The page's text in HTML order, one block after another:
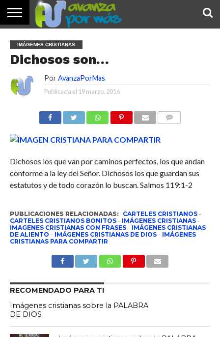
PALABRA
DE HOY
DEVOCIONALES
NOTICIAS
TESTIMONIOS
ORACIONES
SOBRE
NOSOTROS
IMÁGENES
IMÁGENES CRISTIANAS
Dichosos son…
Por AvanzaPorMas
Publicada el 19 marzo, 2016
Dichosos los que van por caminos perfectos, los que andan
conforme a la ley del Señor. Dichosos los que guardan sus
estatutos y de todo corazón lo buscan. Salmos 119:1-2
PUBLICACIONES RELACIONADAS: CARTELES CRISTIANOS-
CARTELES CRISTIANOS BONITOS- IMÁGENES CRISTIANAS-
IMAGENES CRISTIANAS CON FRASES- IMÁGENES CRISTIANAS
DE ALIENTO - IMÁGENES CRISTIANAS DE DIOS- IMÁGENES
CRISTIANAS PARA COMPARTIR
RECOMENDADO PARA TI
Imágenes cristianas sobre la PALABRA
DE DIOS